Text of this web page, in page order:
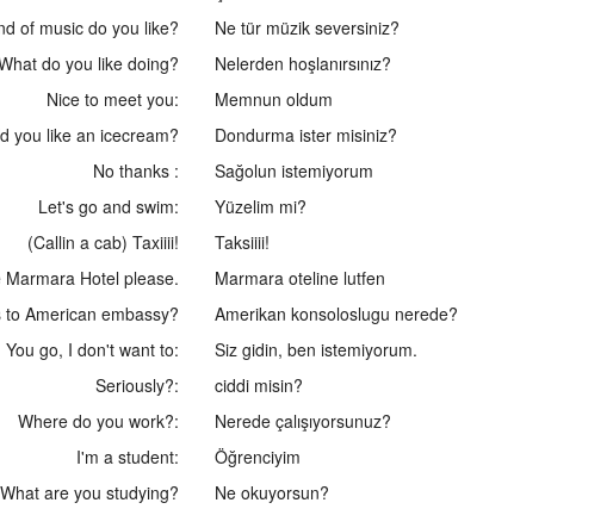
of music do you like?
Ne tür müzik seversiniz?
do you like doing?
Nelerden hoşlanırsınız?
Nice to meet you:
Memnun oldum
you like an icecream?
Dondurma ister misiniz?
No thanks :
Sağolun istemiyorum
Let's go and swim:
Yüzelim mi?
(Callin a cab) Taxiiii!
Taksiiii!
Hotel please.
Marmara oteline lutfen
American embassy?
Amerikan konsoloslugu nerede?
You go, I don't want to:
Siz gidin, ben istemiyorum.
Seriously?:
ciddi misin?
Where do you work?:
Nerede çalışıyorsunuz?
I'm a student:
Öğrenciyim
What are you studying?
Ne okuyorsun?